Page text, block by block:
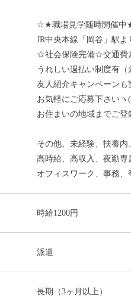
☆★職場見学随時開催
JR中央本線「岡谷」駅
☆社会保険完備☆交通費
うれしい週払い制度有（
友人紹介キャンペーンも
お気軽にご応募下さいヽ
お住まいの地域までご登
その他、未経験、扶養内
高時給、高収入、夜勤専
オフィスワーク、事務
時給1200円
派遣
長期（3ヶ月以上）